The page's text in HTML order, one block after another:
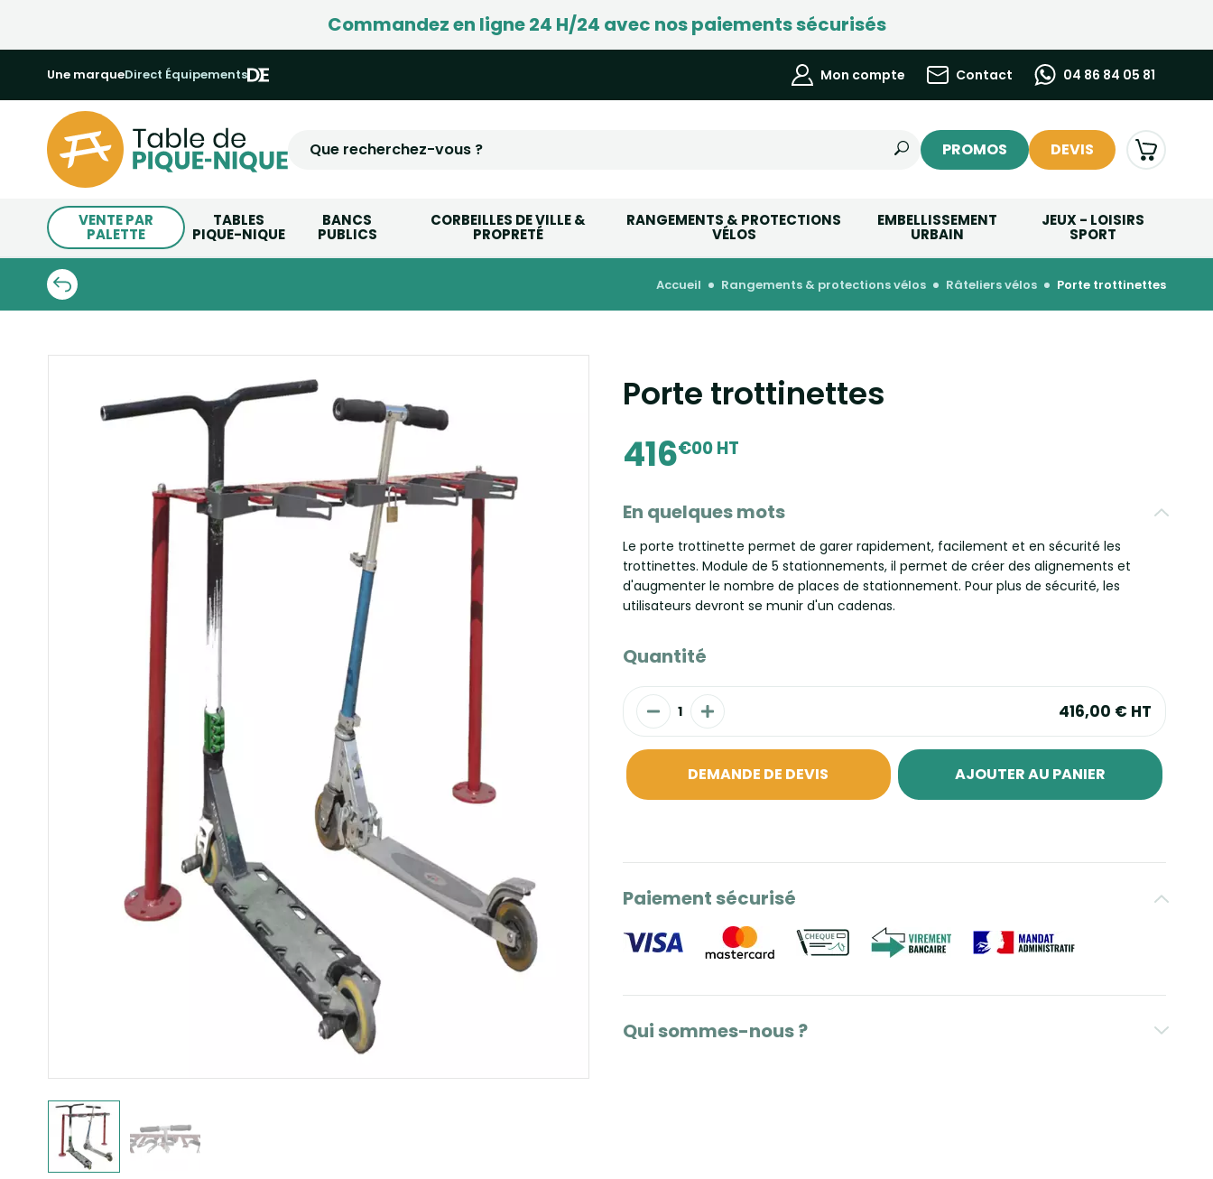
Commandez en ligne 24 H/24 avec nos paiements sécurisés
Une marqueDirect Équipements Mon compte Contact 04 86 84 05 81
PROMOS DEVIS
VENTE PAR
PALETTE
TABLES
PIQUE-NIQUE
BANCS
PUBLICS
CORBEILLES DE VILLE &
PROPRETÉ
RANGEMENTS & PROTECTIONS
VÉLOS
EMBELLISSEMENT
URBAIN
JEUX - LOISIRS
SPORT
accueil rangements & protections vélos râteliers vélos porte trottinettes
Porte trottinettes
416€00 HT
En quelques mots
Le porte trottinette permet de garer rapidement, facilement et en sécurité les
trottinettes. Module de 5 stationnements, il permet de créer des alignements et
d'augmenter le nombre de places de stationnement. Pour plus de sécurité, les
utilisateurs devront se munir d'un cadenas.
Quantité
416,00 € HT
DEMANDE DE DEVIS AJOUTER AU PANIER
Paiement sécurisé
Qui sommes-nous ?